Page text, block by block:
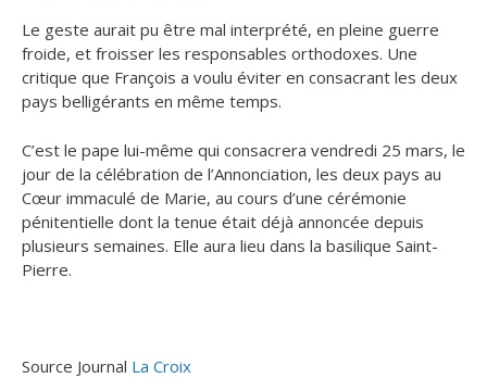
Le geste aurait pu être mal interprété, en pleine guerre
froide, et froisser les responsables orthodoxes. Une
critique que François a voulu éviter en consacrant les deux
pays belligérants en même temps.
C’est le pape lui-même qui consacrera vendredi 25 mars, le
jour de la célébration de l’Annonciation, les deux pays au
Cœur immaculé de Marie, au cours d’une cérémonie
pénitentielle dont la tenue était déjà annoncée depuis
plusieurs semaines. Elle aura lieu dans la basilique Saint-
Pierre.
Source Journal La Croix